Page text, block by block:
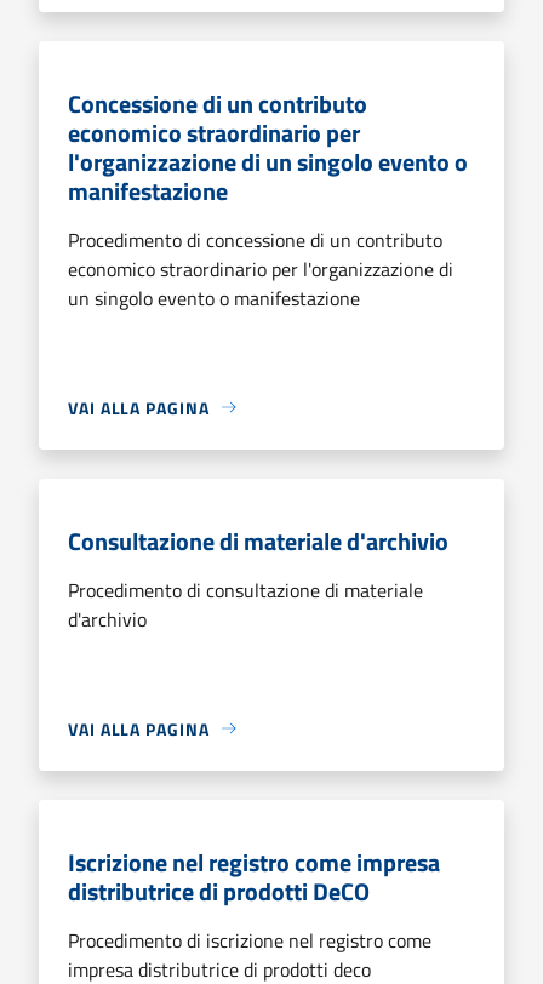
Concessione di un contributo
economico straordinario per
l'organizzazione di un singolo evento o
manifestazione
Procedimento di concessione di un contributo
economico straordinario per l'organizzazione di
un singolo evento o manifestazione
VAI ALLA PAGINA
Consultazione di materiale d'archivio
Procedimento di consultazione di materiale
d'archivio
VAI ALLA PAGINA
Iscrizione nel registro come impresa
distributrice di prodotti DeCO
Procedimento di iscrizione nel registro come
impresa distributrice di prodotti deco